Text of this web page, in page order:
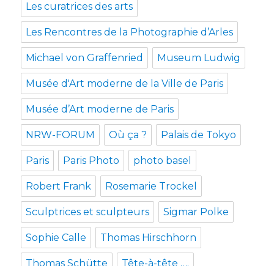
Les curatrices des arts
Les Rencontres de la Photographie d’Arles
Michael von Graffenried Museum Ludwig
Musée d'Art moderne de la Ville de Paris
Musée d’Art moderne de Paris
NRW-FORUM Où ça ? Palais de Tokyo
Paris Paris Photo photo basel
Robert Frank Rosemarie Trockel
Sculptrices et sculpteurs Sigmar Polke
Sophie Calle Thomas Hirschhorn
Thomas Schütte Tête-à-tête ….